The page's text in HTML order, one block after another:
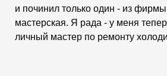
и починил только один - из
мастерская. Я рада - у меня
личный мастер по ремонту